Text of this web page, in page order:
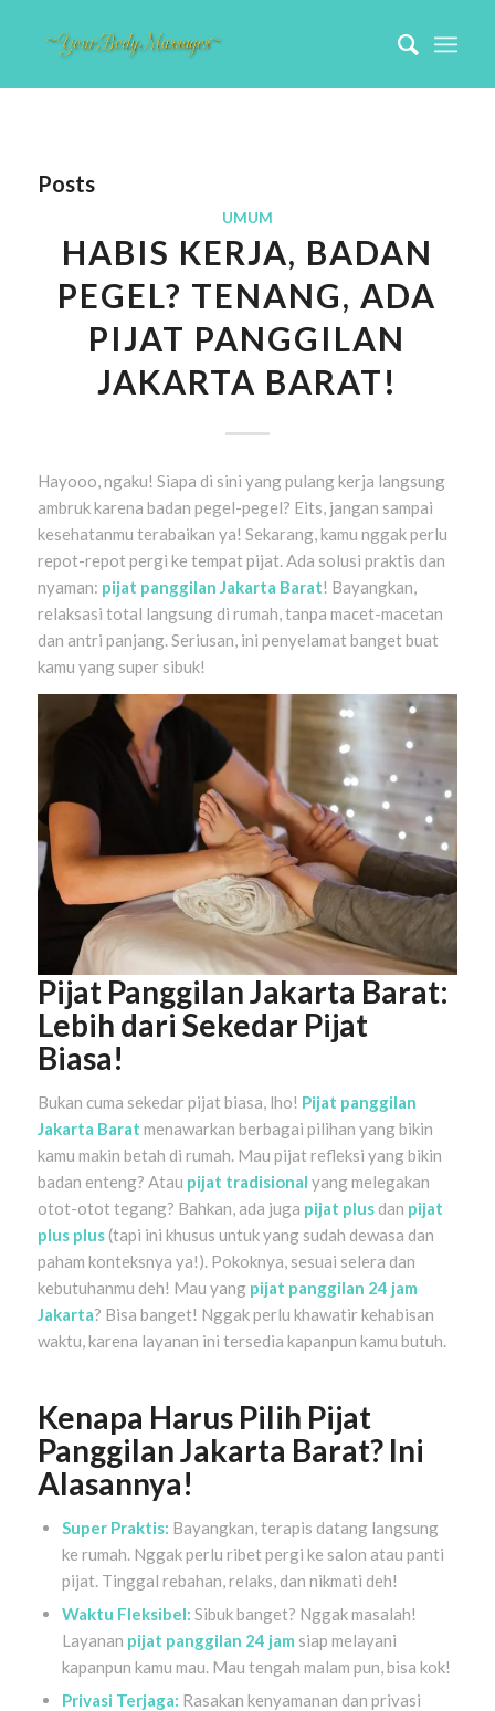
Posts
UMUM
HABIS KERJA, BADAN
PEGEL? TENANG, ADA
PIJAT PANGGILAN
JAKARTA BARAT!
Hayooo, ngaku! Siapa di sini yang pulang kerja langsung
ambruk karena badan pegel-pegel? Eits, jangan sampai
kesehatanmu terabaikan ya! Sekarang, kamu nggak perlu
repot-repot pergi ke tempat pijat. Ada solusi praktis dan
nyaman: pijat panggilan Jakarta Barat! Bayangkan,
relaksasi total langsung di rumah, tanpa macet-macetan
dan antri panjang. Seriusan, ini penyelamat banget buat
kamu yang super sibuk!
Pijat Panggilan Jakarta Barat:
Lebih dari Sekedar Pijat
Biasa!
Bukan cuma sekedar pijat biasa, lho! Pijat panggilan
Jakarta Barat menawarkan berbagai pilihan yang bikin
kamu makin betah di rumah. Mau pijat refleksi yang bikin
badan enteng? Atau pijat tradisional yang melegakan
otot-otot tegang? Bahkan, ada juga pijat plusdan pijat
plus plus(tapi ini khusus untuk yang sudah dewasa dan
paham konteksnya ya!). Pokoknya, sesuai selera dan
kebutuhanmu deh! Mau yang pijat panggilan 24 jam
Jakarta? Bisa banget! Nggak perlu khawatir kehabisan
waktu, karena layanan ini tersedia kapanpun kamu butuh.
Kenapa Harus Pilih Pijat
Panggilan Jakarta Barat? Ini
Alasannya!
Super Praktis: Bayangkan, terapis datang langsung
ke rumah. Nggak perlu ribet pergi ke salon atau panti
pijat. Tinggal rebahan, relaks, dan nikmati deh!
Waktu Fleksibel: Sibuk banget? Nggak masalah!
Layanan pijat panggilan 24 jam siap melayani
kapanpun kamu mau. Mau tengah malam pun, bisa kok!
Privasi Terjaga: Rasakan kenyamanan dan privasi